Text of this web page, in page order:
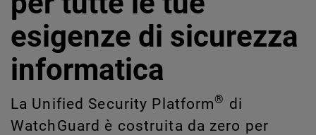
esigenze di sicurezza
informatica
La Unified Security Platform® di
WatchGuard è costruita da zero per